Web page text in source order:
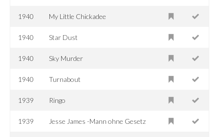
1940 My Little Chickadee
1940 Star Dust
1940 Sky Murder
1940 Turnabout
1939 Ringo
1939 Jesse James -Mann ohne Gesetz